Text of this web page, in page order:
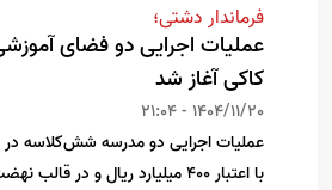
فرماندار دشتی؛
عملیات اجرایی دو فضای
کاکی آغاز شد
1404/11/20 - 21:04
عملیات اجرایی دو مدرسه شش‌کلاسه
با اعتبار ۴۰۰ میلیارد ریال و در قالب نهضت ملی مسکن آغاز شد.